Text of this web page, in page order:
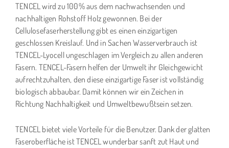
TENCEL wird zu 100% aus dem nachwachsenden und
nachhaltigen Rohstoff Holz gewonnen. Bei der
Cellulosefaserherstellung gibt es einen einzigartigen
geschlossen Kreislauf. Und in Sachen Wasserverbrauch ist
TENCEL-Lyocell ungeschlagen im Vergleich zu allen anderen
Fasern. TENCEL-Fasern helfen der Umwelt ihr Gleichgewicht
aufrechtzuhalten, den diese einzigartige Faser ist vollständig
biologisch abbaubar. Damit können wir ein Zeichen in
Richtung Nachhaltigkeit und Umweltbewußtsein setzen.
TENCEL bietet viele Vorteile für die Benutzer. Dank der glatten
Faseroberfläche ist TENCEL wunderbar sanft zut Haut und